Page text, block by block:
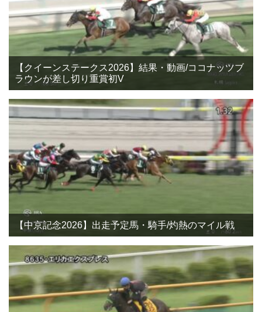
【クイーンステークス2026】結果・動画/ココナッツブ
ラウンが差し切り重賞初V
【中京記念2026】出走予定馬・騎手/灼熱のマイル戦